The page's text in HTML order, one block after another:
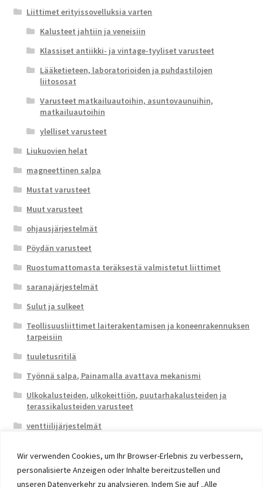
Wir verwenden Cookies, um Ihr Browser-Erlebnis zu verbessern,
personalisierte Anzeigen oder Inhalte bereitzustellen und
unseren Datenverkehr zu analysieren. Indem Sie auf „Alle
Liittimet erityissovelluksia varten
Kalusteet jahtiin ja veneisiin
Klassiset antiikki- ja vintage-tyyliset varusteet
Lääketieteen, laboratorioiden ja puhdastilojen
liitososat
Varusteet matkailuautoihin, asuntovaunuihin,
matkailuautoihin
ylelliset varusteet
Liukuovien helat
magneettinen salpa
Mustat varusteet
Muut varusteet
ohjausjärjestelmät
Pöydän varusteet
Ruostumattomasta teräksestä valmistetut liittimet
saranajärjestelmät
Sulut ja sulkeet
Teollisuusliittimet laiterakentamisen ja koneenrakennuksen
tarpeisiin
tuuletusritilä
Työnnä salpa, Painamalla avattava mekanismi
Ulkokalusteiden, ulkokeittiön, puutarhakalusteiden ja
terassikalusteiden varusteet
venttiilijärjestelmät